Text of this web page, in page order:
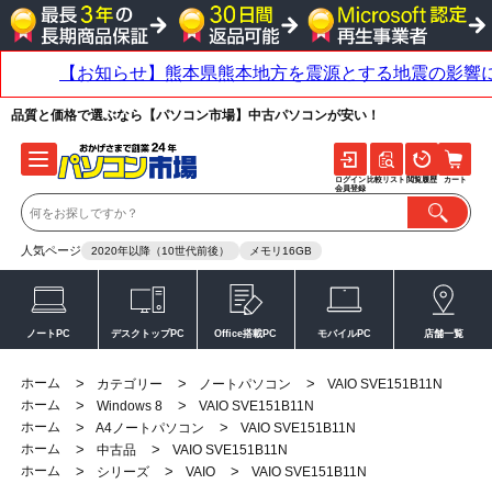
品質と価格で選ぶなら【パソコン市場】中古パソコンが安い！
人気ページ 2020年以降（10世代前後） メモリ16GB
ログイン
会員登録
比較リスト 閲覧履歴 カート
ノートPC デスクトップPC Office搭載PC モバイルPC 店舗一覧
ホーム > カテゴリー > ノートパソコン >
VAIO SVE151B11N
ホーム
> Windows 8 >
VAIO SVE151B11N
ホーム
> A4ノートパソコン >
VAIO SVE151B11N
ホーム
> 中古品 >
VAIO SVE151B11N
ホーム
> シリーズ > VAIO > VAIO SVE151B11N